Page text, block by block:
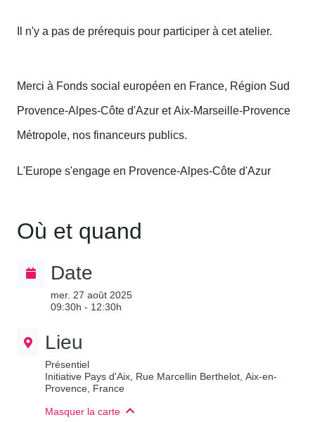
Il n'y a pas de prérequis pour participer à cet atelier.
Merci à Fonds social européen en France, Région Sud
Provence-Alpes-Côte d'Azur et Aix-Marseille-Provence
Métropole, nos financeurs publics.
L'Europe s'engage en Provence-Alpes-Côte d'Azur
Où et quand
Date
mer. 27 août 2025
09:30h - 12:30h
Lieu
Présentiel
Initiative Pays d'Aix, Rue Marcellin Berthelot, Aix-en-
Provence, France
Masquer la carte